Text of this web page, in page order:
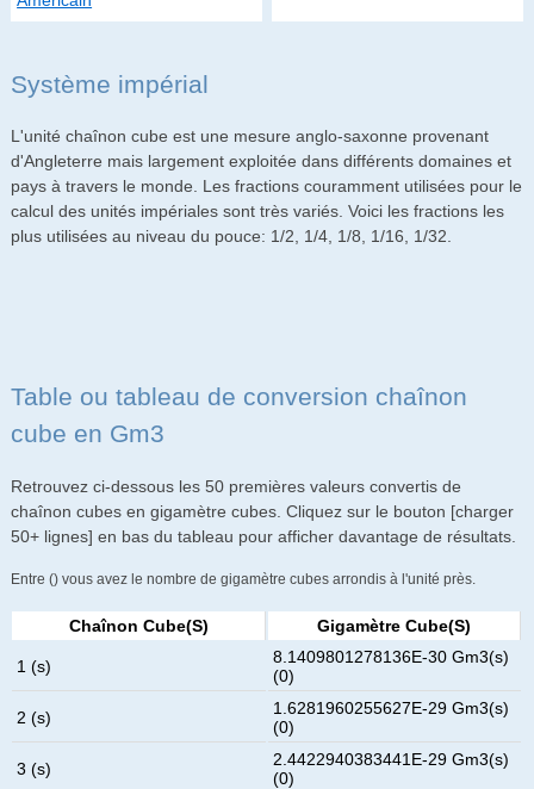
Système impérial
L'unité chaînon cube est une mesure anglo-saxonne provenant
d'Angleterre mais largement exploitée dans différents domaines et
pays à travers le monde. Les fractions couramment utilisées pour le
calcul des unités impériales sont très variés. Voici les fractions les
plus utilisées au niveau du pouce: 1/2, 1/4, 1/8, 1/16, 1/32.
Table ou tableau de conversion chaînon
cube en Gm3
Retrouvez ci-dessous les 50 premières valeurs convertis de
chaînon cubes en gigamètre cubes. Cliquez sur le bouton [charger
50+ lignes] en bas du tableau pour afficher davantage de résultats.
Entre () vous avez le nombre de gigamètre cubes arrondis à l'unité près.
Chaînon Cube(s) Gigamètre Cube(s)
1 (s)
8.1409801278136E-30 Gm3(s)
(0)
2 (s)
1.6281960255627E-29 Gm3(s)
(0)
3 (s)
2.4422940383441E-29 Gm3(s)
(0)